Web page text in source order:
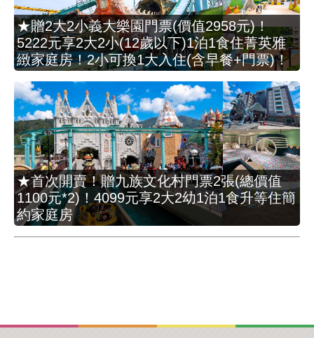
★贈2大2小義大樂園門票(價值2958元)！
5222元享2大2小(12歲以下)1泊1食住菁英雅
緻家庭房！2小可換1大入住(含早餐+門票)！
★首次開賣！贈九族文化村門票2張(總價值
1100元*2)！4099元享2大2幼1泊1食升等住簡
約家庭房